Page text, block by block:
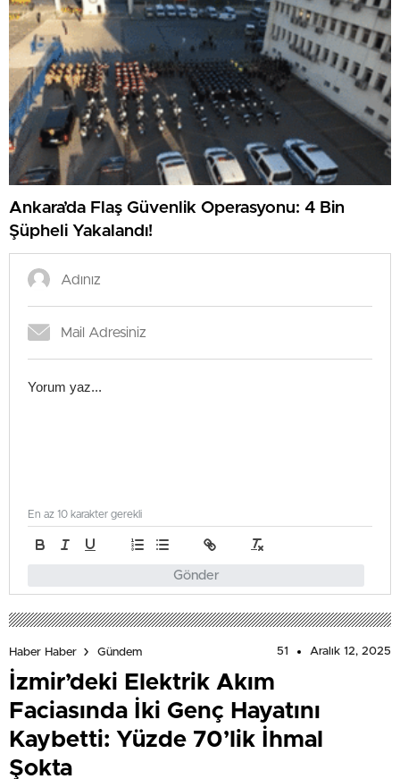
Ankara’da Flaş Güvenlik Operasyonu: 4 Bin
Şüpheli Yakalandı!
Gönder
En az 10 karakter gerekli
Haber Haber Gündem 51 Aralık 12, 2025
İzmir’deki Elektrik Akım
Faciasında İki Genç Hayatını
Kaybetti: Yüzde 70’lik İhmal
Şokta